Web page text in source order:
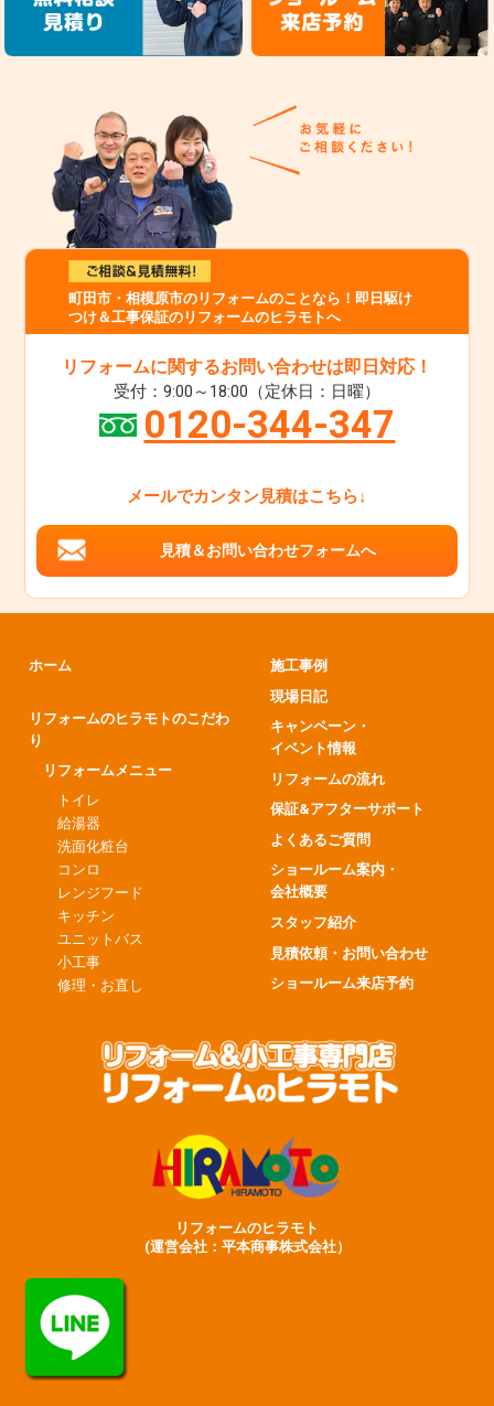
町田市・相模原市のリフォームのことなら！即日駆け
つけ＆工事保証のリフォームのヒラモトへ
リフォームに関するお問い合わせは即日対応！
受付：9:00～18:00（定休日：日曜）
0120-344-347
メールでカンタン見積はこちら↓
見積＆お問い合わせフォームへ
ホーム
リフォームのヒラモトのこだわ
り
リフォームメニュー
トイレ
給湯器
洗面化粧台
コンロ
レンジフード
キッチン
ユニットバス
小工事
修理・お直し
施工事例
現場日記
キャンペーン・
イベント情報
リフォームの流れ
保証&アフターサポート
よくあるご質問
ショールーム案内・
会社概要
スタッフ紹介
見積依頼・お問い合わせ
ショールーム来店予約
リフォームのヒラモト
(運営会社：平本商事株式会社）